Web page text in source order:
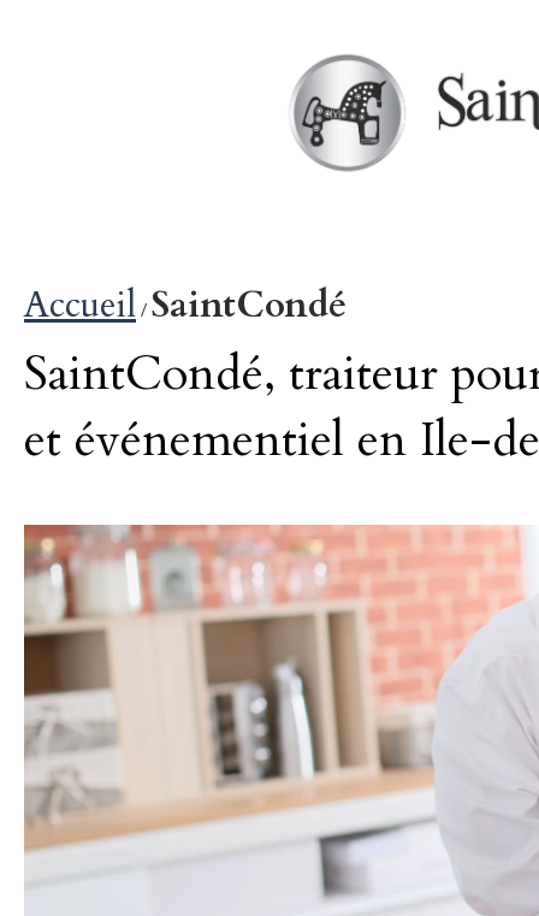
Accueil/SaintCondé
SaintCondé, traiteur
et événementiel en Ile-